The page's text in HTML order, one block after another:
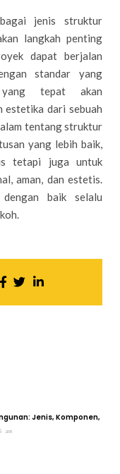
jenis struktur
langkah penting
dapat berjalan
standar yang
yang tepat akan
estetika dari sebuah
tentang struktur
yang lebih baik,
tetapi juga untuk
aman, dan estetis.
baik selalu
Jenis, Komponen,
am